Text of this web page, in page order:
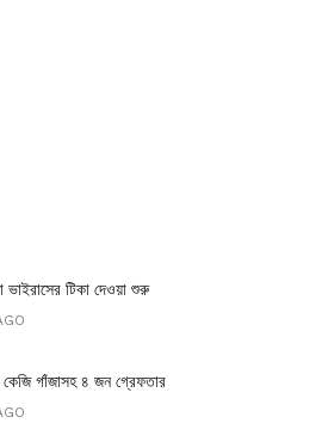
টিকা দেওয়া শুরু
কেজি গাঁজাসহ ৪ জন গ্রেফতার